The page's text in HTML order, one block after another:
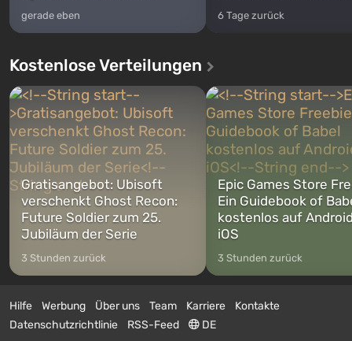
gerade eben 6 Tage zurück
Kostenlose Verteilungen
Gratisangebot: Ubisoft
verschenkt Ghost Recon:
Future Soldier zum 25.
Jubiläum der Serie
3 Stunden zurück
Epic Games Store
Ein Guidebook of
kostenlos auf
iOS
3 Stunden zurück
Hilfe Werbung Über uns Team Karriere
Kontakte
Datenschutzrichtlinie
RSS-Feed DE